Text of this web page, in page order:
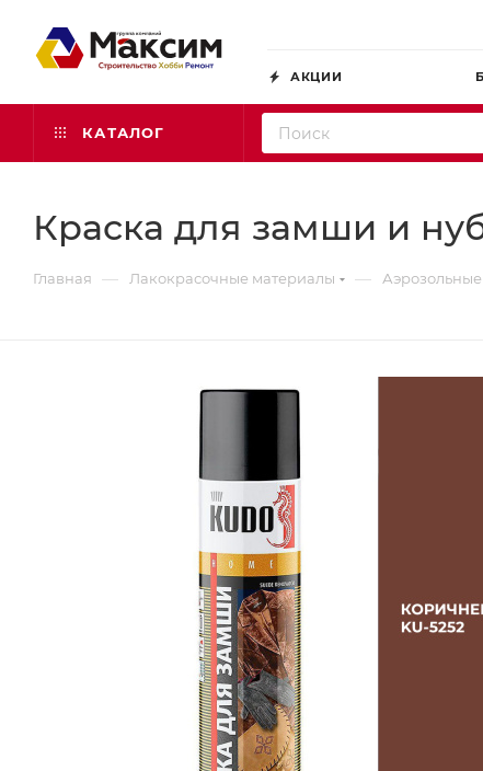
АКЦИИ
КАТАЛОГ
Краска для замши и
Главная — Лакокрасочные материалы —